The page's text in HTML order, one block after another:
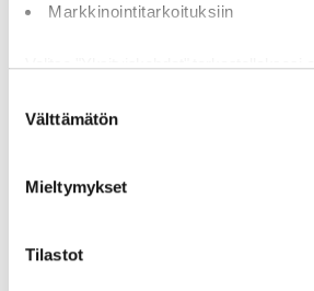
Markkinointitarkoituksiin
Valitse "Yksityiskohdat" tarkastellaksesi
Jaamme sosiaalisen median,
kumppaneillemme tietoja siitä, miten
Kumppanimme voivat yhdistää näitä
heidän palvelujaan (esim. Google).
valinta
Välttämätön
Mieltymykset
Tilastot